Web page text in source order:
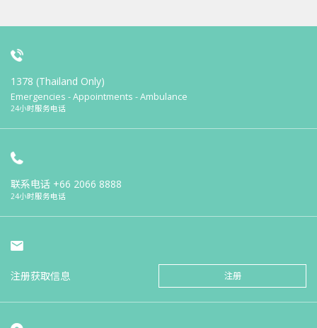
1378 (Thailand Only)
Emergencies - Appointments - Ambulance
24小时服务电话
联系电话 +66 2066 8888
24小时服务电话
注册获取信息 注册